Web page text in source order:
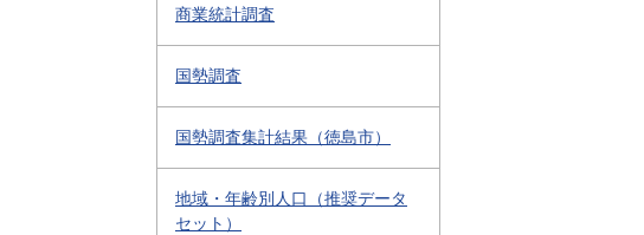
商業統計調査
国勢調査
国勢調査集計結果（徳島市）
地域・年齢別人口（推奨データ
セット）